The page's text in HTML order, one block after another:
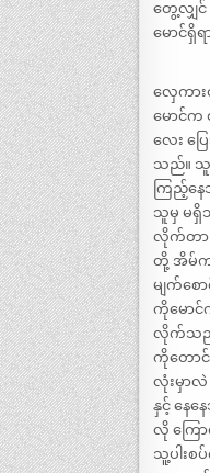
တွေ့လျှ
မောင်ရှိ
လှေကာ
မောင်က
လေး ပ
သည်။ သူ
ကြည့်နေ
သူမှ မရှိ
လိုက်တာ၊
တို့ အိမ်က
မျက်စေ
ကိုမောင်
လိုက်သည်
ကိုတောင်
လုံးမှာ
နှင့် နေ
လို ကြော
သူ့ပါးစ